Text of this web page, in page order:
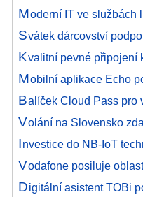
Moderní IT ve službách
Svátek dárcovství
Kvalitní pevné připojení
Mobilní aplikace Echo
Balíček Cloud Pass pro
Volání na Slovensko
Investice do NB-IoT
Vodafone posiluje
Digitální asistent TOBi